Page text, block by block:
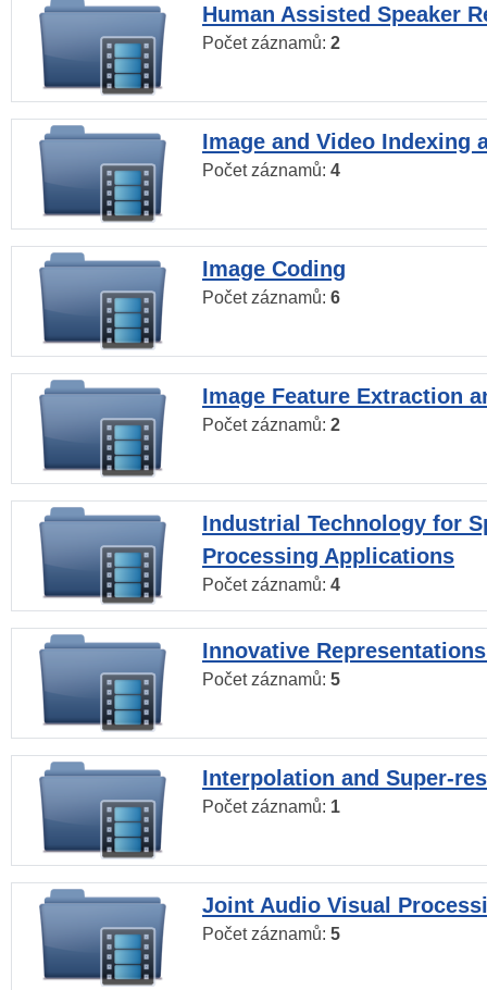
Human Assisted Speaker
Počet záznamů: 2
Image and Video Indexing
Počet záznamů: 4
Image Coding
Počet záznamů: 6
Image Feature Extraction
Počet záznamů: 2
Industrial Technology for
Processing Applications
Počet záznamů: 4
Innovative
Počet záznamů: 5
Interpolation and Super-
Počet záznamů: 1
Joint Audio Visual
Počet záznamů: 5